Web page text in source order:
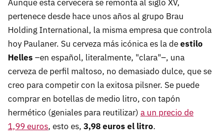
Aunque esta cervecera se remonta al siglo XV,
pertenece desde hace unos años al grupo Brau
Holding International, la misma empresa que controla
hoy Paulaner. Su cerveza más icónica es la deestilo
Helles –en español, literalmente, "clara"–, una
cerveza de perfil maltoso, no demasiado dulce, que se
creo para competir con la exitosa pilsner. Se puede
comprar en botellas de medio litro, con tapón
hermético (geniales para reutilizar) a un precio de
1,99 euros, esto es, 3,98 euros el litro.